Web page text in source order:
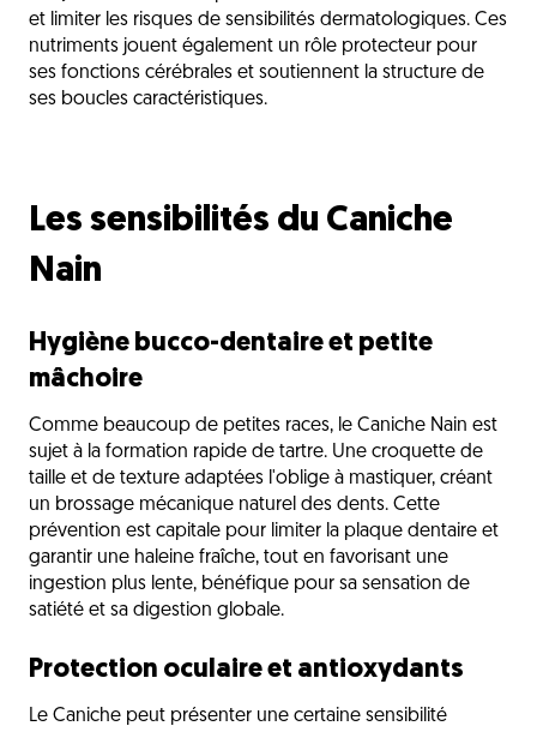
et limiter les risques de sensibilités dermatologiques. Ces
nutriments jouent également un rôle protecteur pour
ses fonctions cérébrales et soutiennent la structure de
ses boucles caractéristiques.
Les sensibilités du Caniche
Nain
Hygiène bucco-dentaire et petite
mâchoire
Comme beaucoup de petites races, le Caniche Nain est
sujet à la formation rapide de tartre. Une croquette de
taille et de texture adaptées l'oblige à mastiquer, créant
un brossage mécanique naturel des dents. Cette
prévention est capitale pour limiter la plaque dentaire et
garantir une haleine fraîche, tout en favorisant une
ingestion plus lente, bénéfique pour sa sensation de
satiété et sa digestion globale.
Protection oculaire et antioxydants
Le Caniche peut présenter une certaine sensibilité